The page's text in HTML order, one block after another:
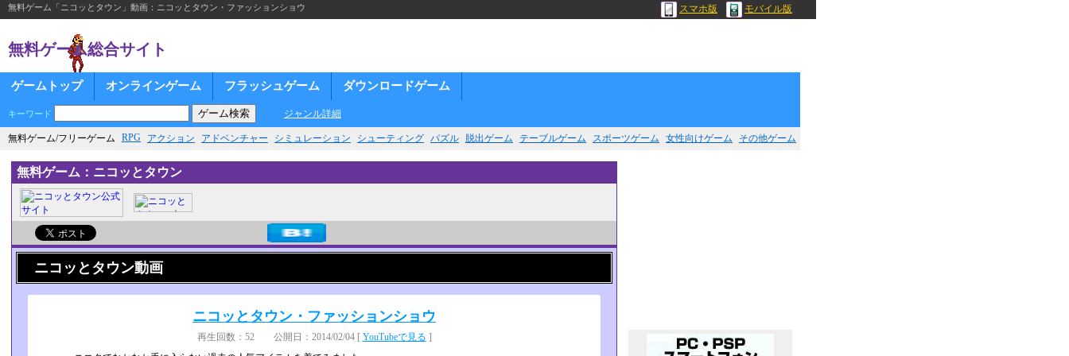
無料ゲーム「ニコッとタウン」動画：ニコッとタウン・ファッションショウ スマホ版 モバイル版
無料ゲーム総合サイト
ゲームトップ オンラインゲーム フラッシュゲーム ダウンロードゲーム
キーワード ジャンル詳細
無料ゲーム/フリーゲーム RPG アクション アドベンチャー シミュレーション シューティング パズル 脱出ゲーム テーブルゲーム スポーツゲーム 女性向けゲーム その他ゲーム
無料ゲーム：ニコッとタウン
ニコッとタウン動画
ニコッとタウン・ファッションショウ
再生回数：52 公開日：2014/02/04 [ YouTubeで見る ]